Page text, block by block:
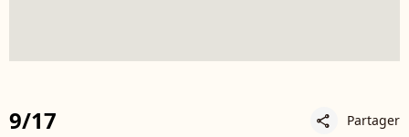
9/17 share Partager